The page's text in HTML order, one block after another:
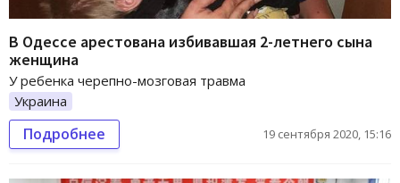
В Одессе арестована избивавшая 2-летнего сына
женщина
У ребенка черепно-мозговая травма
Украина
Подробнее 19 сентября 2020, 15:16